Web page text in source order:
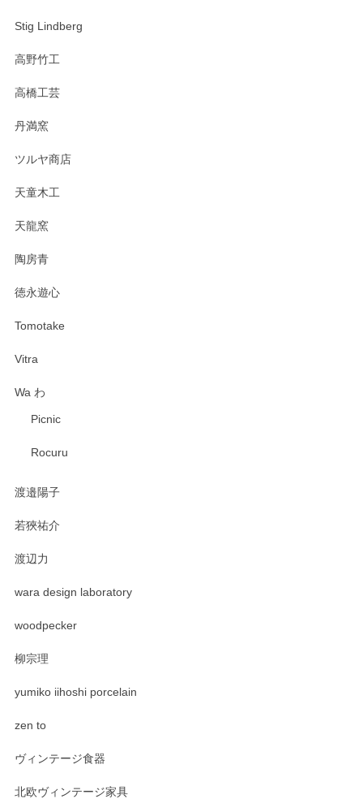
Stig Lindberg
高野竹工
高橋工芸
丹満窯
ツルヤ商店
天童木工
天龍窯
陶房青
徳永遊心
Tomotake
Vitra
Wa わ
Picnic
Rocuru
渡邉陽子
若狹祐介
渡辺力
wara design laboratory
woodpecker
柳宗理
yumiko iihoshi porcelain
zen to
ヴィンテージ食器
北欧ヴィンテージ家具